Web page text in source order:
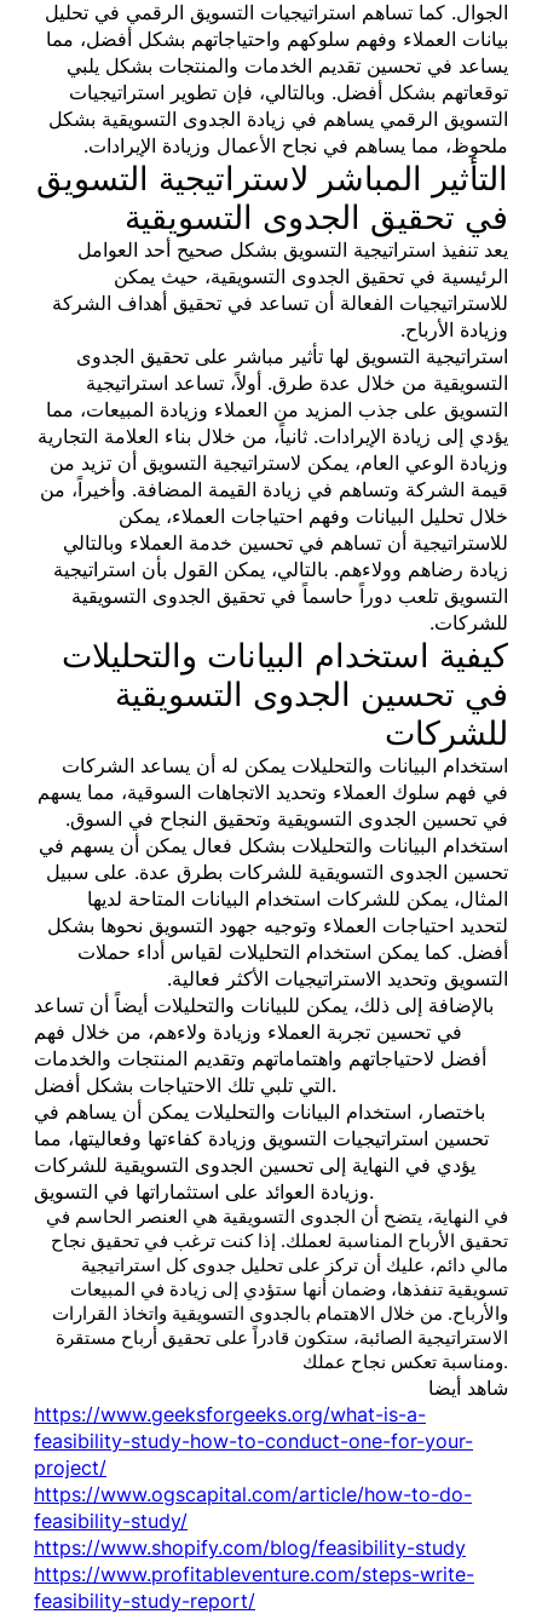
الجوال. كما تساهم استراتيجيات التسويق الرقمي في تحليل
بيانات العملاء وفهم سلوكهم واحتياجاتهم بشكل أفضل، مما
يساعد في تحسين تقديم الخدمات والمنتجات بشكل يلبي
توقعاتهم بشكل أفضل. وبالتالي، فإن تطوير استراتيجيات
التسويق الرقمي يساهم في زيادة الجدوى التسويقية بشكل
ملحوظ، مما يساهم في نجاح الأعمال وزيادة الإيرادات.
التأثير المباشر لاستراتيجية التسويق
في تحقيق الجدوى التسويقية
يعد تنفيذ استراتيجية التسويق بشكل صحيح أحد العوامل
الرئيسية في تحقيق الجدوى التسويقية، حيث يمكن
للاستراتيجيات الفعالة أن تساعد في تحقيق أهداف الشركة
وزيادة الأرباح.
استراتيجية التسويق لها تأثير مباشر على تحقيق الجدوى
التسويقية من خلال عدة طرق. أولاً، تساعد استراتيجية
التسويق على جذب المزيد من العملاء وزيادة المبيعات، مما
يؤدي إلى زيادة الإيرادات. ثانياً، من خلال بناء العلامة التجارية
وزيادة الوعي العام، يمكن لاستراتيجية التسويق أن تزيد من
قيمة الشركة وتساهم في زيادة القيمة المضافة. وأخيراً، من
خلال تحليل البيانات وفهم احتياجات العملاء، يمكن
للاستراتيجية أن تساهم في تحسين خدمة العملاء وبالتالي
زيادة رضاهم وولاءهم. بالتالي، يمكن القول بأن استراتيجية
التسويق تلعب دوراً حاسماً في تحقيق الجدوى التسويقية
للشركات.
كيفية استخدام البيانات والتحليلات
في تحسين الجدوى التسويقية
للشركات
استخدام البيانات والتحليلات يمكن له أن يساعد الشركات
في فهم سلوك العملاء وتحديد الاتجاهات السوقية، مما يسهم
في تحسين الجدوى التسويقية وتحقيق النجاح في السوق.
استخدام البيانات والتحليلات بشكل فعال يمكن أن يسهم في
تحسين الجدوى التسويقية للشركات بطرق عدة. على سبيل
المثال، يمكن للشركات استخدام البيانات المتاحة لديها
لتحديد احتياجات العملاء وتوجيه جهود التسويق نحوها بشكل
أفضل. كما يمكن استخدام التحليلات لقياس أداء حملات
التسويق وتحديد الاستراتيجيات الأكثر فعالية.
بالإضافة إلى ذلك، يمكن للبيانات والتحليلات أيضاً أن تساعد
في تحسين تجربة العملاء وزيادة ولاءهم، من خلال فهم
أفضل لاحتياجاتهم واهتماماتهم وتقديم المنتجات والخدمات
التي تلبي تلك الاحتياجات بشكل أفضل.
باختصار، استخدام البيانات والتحليلات يمكن أن يساهم في
تحسين استراتيجيات التسويق وزيادة كفاءتها وفعاليتها، مما
يؤدي في النهاية إلى تحسين الجدوى التسويقية للشركات
وزيادة العوائد على استثماراتها في التسويق.
في النهاية، يتضح أن الجدوى التسويقية هي العنصر الحاسم في
تحقيق الأرباح المناسبة لعملك. إذا كنت ترغب في تحقيق نجاح
مالي دائم، عليك أن تركز على تحليل جدوى كل استراتيجية
تسويقية تنفذها، وضمان أنها ستؤدي إلى زيادة في المبيعات
والأرباح. من خلال الاهتمام بالجدوى التسويقية واتخاذ القرارات
الاستراتيجية الصائبة، ستكون قادراً على تحقيق أرباح مستقرة
ومناسبة تعكس نجاح عملك.
شاهد أيضا
https://www.geeksforgeeks.org/what-is-a-
feasibility-study-how-to-conduct-one-for-your-
project/
https://www.ogscapital.com/article/how-to-do-
feasibility-study/
https://www.shopify.com/blog/feasibility-study
https://www.profitableventure.com/steps-write-
feasibility-study-report/